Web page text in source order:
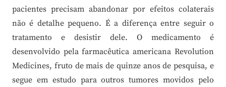
pacientes precisam abandonar por efeitos colaterais
não é detalhe pequeno. É a diferença entre seguir o
tratamento e desistir dele. O medicamento é
desenvolvido pela farmacêutica americana Revolution
Medicines, fruto de mais de quinze anos de pesquisa, e
segue em estudo para outros tumores movidos pelo